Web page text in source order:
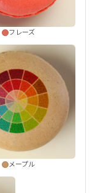
フレーズ
メープル